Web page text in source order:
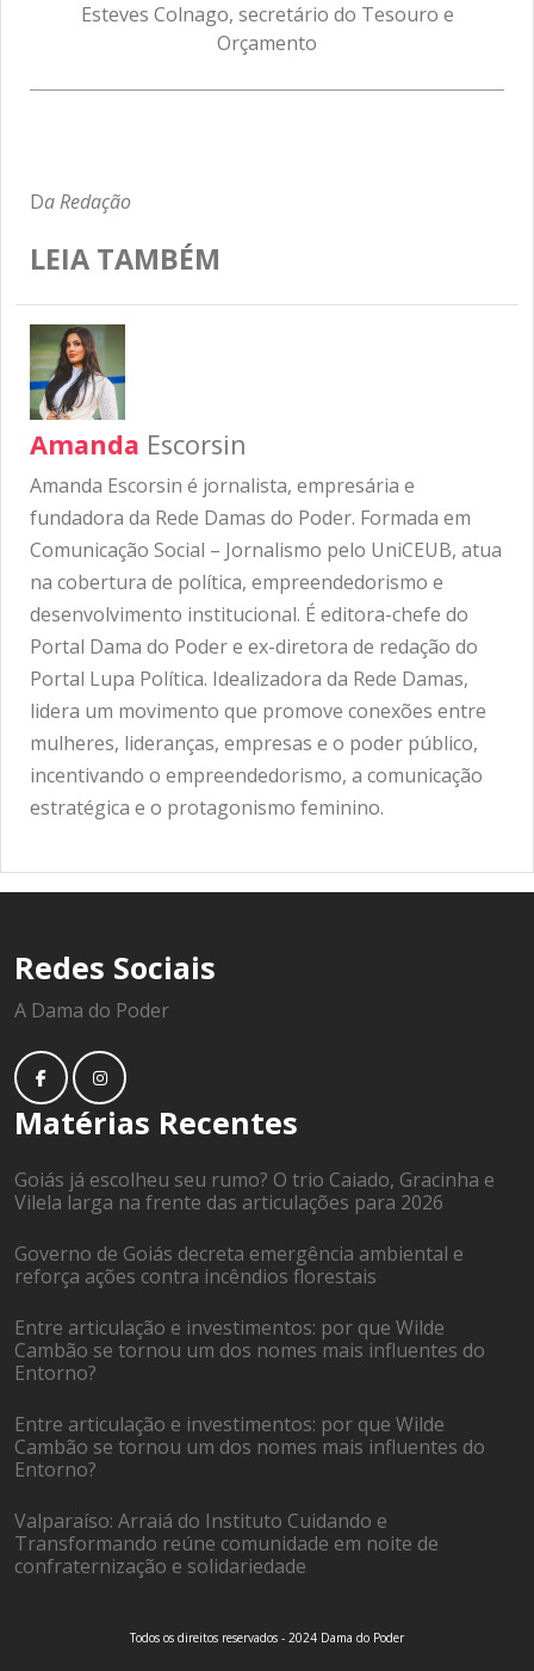
Esteves Colnago, secretário do Tesouro e
Orçamento
Da Redação
LEIA TAMBÉM
Amanda Escorsin
Amanda Escorsin é jornalista, empresária e
fundadora da Rede Damas do Poder. Formada em
Comunicação Social – Jornalismo pelo UniCEUB, atua
na cobertura de política, empreendedorismo e
desenvolvimento institucional. É editora-chefe do
Portal Dama do Poder e ex-diretora de redação do
Portal Lupa Política. Idealizadora da Rede Damas,
lidera um movimento que promove conexões entre
mulheres, lideranças, empresas e o poder público,
incentivando o empreendedorismo, a comunicação
estratégica e o protagonismo feminino.
Redes Sociais
A Dama do Poder
Matérias Recentes
Goiás já escolheu seu rumo? O trio Caiado, Gracinha e
Vilela larga na frente das articulações para 2026
Governo de Goiás decreta emergência ambiental e
reforça ações contra incêndios florestais
Entre articulação e investimentos: por que Wilde
Cambão se tornou um dos nomes mais influentes do
Entorno?
Entre articulação e investimentos: por que Wilde
Cambão se tornou um dos nomes mais influentes do
Entorno?
Valparaíso: Arraiá do Instituto Cuidando e
Transformando reúne comunidade em noite de
confraternização e solidariedade
Todos os direitos reservados - 2024 Dama do Poder